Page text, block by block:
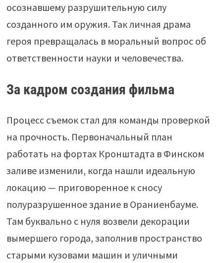
осознавшему разрушительную силу
созданного им оружия. Так личная драма
героя превращалась в моральный вопрос об
ответственности науки и человечества.
За кадром создания фильма
Процесс съемок стал для команды проверкой
на прочность. Первоначальный план
работать на фортах Кронштадта в Финском
заливе изменили, когда нашли идеальную
локацию — приговоренное к сносу
полуразрушенное здание в Ораниенбауме.
Там буквально с нуля возвели декорации
вымершего города, заполнив пространство
старыми кузовами машин и уличными